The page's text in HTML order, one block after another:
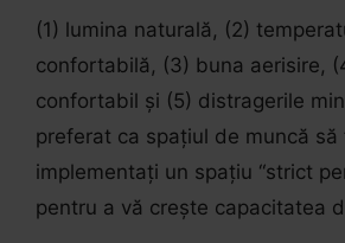
(1) lumina naturală, (2)
confortabilă, (3) buna aerisire,
confortabil și (5) distragerile
preferat ca spațiul de muncă să
implementați un spațiu “strict
pentru a vă crește capacitatea